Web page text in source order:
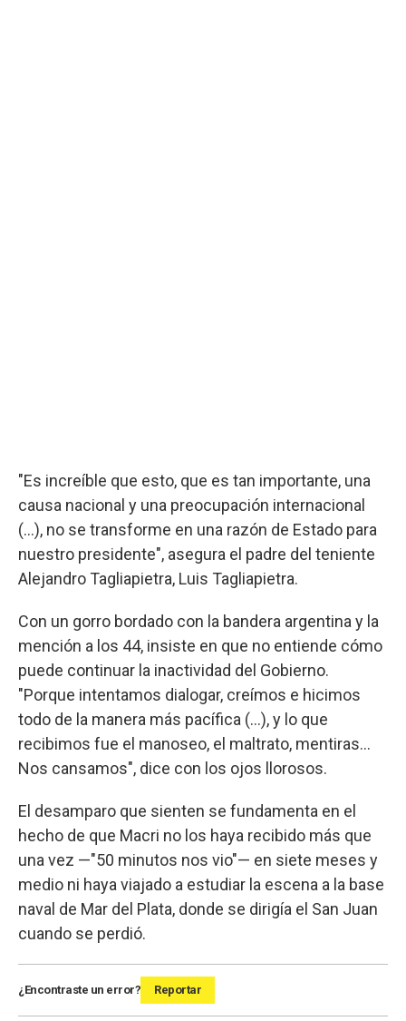
"Es increíble que esto, que es tan importante, una
causa nacional y una preocupación internacional
(...), no se transforme en una razón de Estado para
nuestro presidente", asegura el padre del teniente
Alejandro Tagliapietra, Luis Tagliapietra.
Con un gorro bordado con la bandera argentina y la
mención a los 44, insiste en que no entiende cómo
puede continuar la inactividad del Gobierno.
"Porque intentamos dialogar, creímos e hicimos
todo de la manera más pacífica (...), y lo que
recibimos fue el manoseo, el maltrato, mentiras...
Nos cansamos", dice con los ojos llorosos.
El desamparo que sienten se fundamenta en el
hecho de que Macri no los haya recibido más que
una vez —"50 minutos nos vio"— en siete meses y
medio ni haya viajado a estudiar la escena a la base
naval de Mar del Plata, donde se dirigía el San Juan
cuando se perdió.
¿Encontraste un error? Reportar